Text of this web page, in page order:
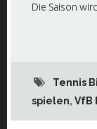
Die Saison
Tennis
spielen, VfB